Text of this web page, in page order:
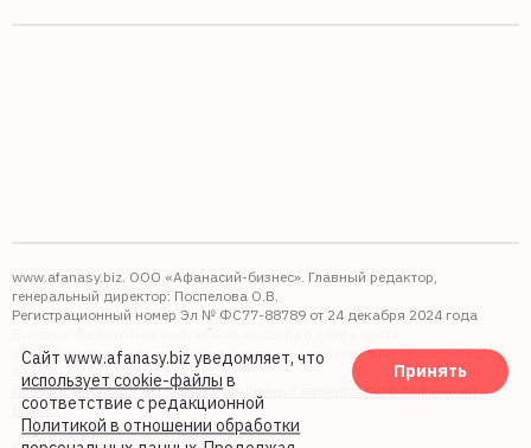
www.afanasy.biz. ООО «Афанасий-бизнес». Главный редактор,
генеральный директор: Поспелова О.В.
Регистрационный номер Эл № ФС77-88789 от 24 декабря 2024 года
Выдано: Федеральная служба по надзору в сфере связи,
информационных технологий и массовых коммуникаций (Роскомнадзор).
Правопреемником АО "Афанасий-бизнес" является ООО "Афанасий-
бизнес"
Сайт www.afanasy.biz уведомляет, что
использует cookie-файлы в
соответствие с редакционной
Политикой в отношении обработки
Принять